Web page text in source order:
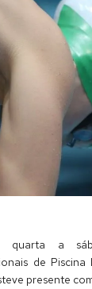
quarta a
de
presente